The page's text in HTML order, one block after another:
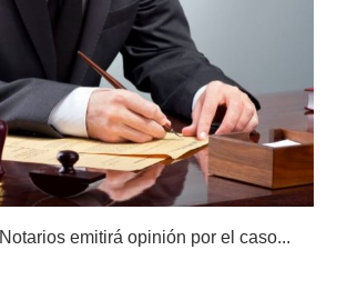
emitirá opinión por el caso...